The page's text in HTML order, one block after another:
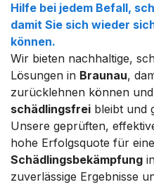
Hilfe bei jedem Befall,
damit Sie sich wieder
können.
Wir bieten nachhaltige,
Lösungen in Braunau,
zurücklehnen können
schädlingsfrei bleibt und
Unsere geprüften,
hohe Erfolgsquote für
Schädlingsbekämpfung
zuverlässige Ergebnisse